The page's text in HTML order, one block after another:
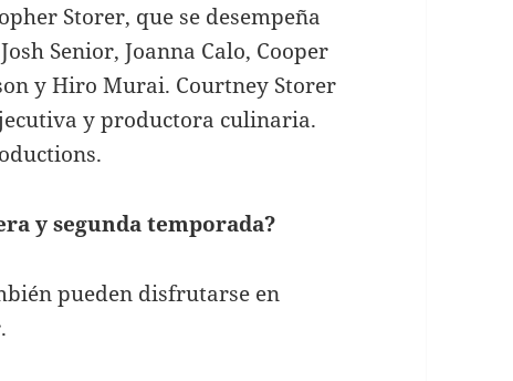
Storer, que se desempeña
Senior, Joanna Calo, Cooper
y Hiro Murai. Courtney Storer
y productora culinaria.
y segunda temporada?
pueden disfrutarse en